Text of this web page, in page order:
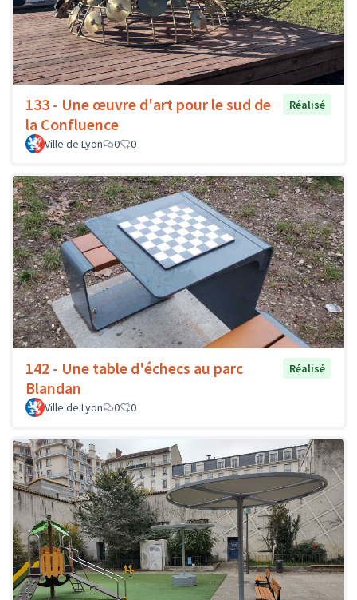
133 - Une œuvre d'art pour le sud de
la Confluence
Réalisé
Ville de Lyon 0 0
142 - Une table d'échecs au parc
Blandan
Réalisé
Ville de Lyon 0 0